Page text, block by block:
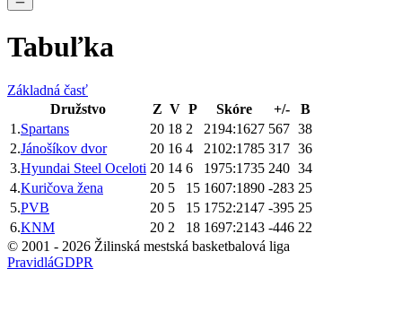
Tabuľka
Základná časť
Družstvo
Z V P Skóre +/-
B
1 .Spartans 20 18 2 2194:1627 567 38
2.Jánošíkov dvor 20 16 4 2102:1785 317 36
3.Hyundai Steel Oceloti 20 14 6 1975:1735 240 34
4.Kuričova žena 20 5 15 1607:1890 -283 25
5.PVB 20 5 15 1752:2147 -395 25
6.KNM 20 2 18 1697:2143 -446 22
© 2001 - 2026 Žilinská mestská basketbalová liga
PravidláGDPR